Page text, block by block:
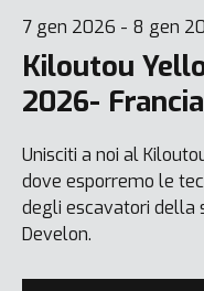
7 gen 2026 - 8 gen
Kiloutou
2026- Francia
Unisciti a noi al
dove esporremo le
degli escavatori della
Develon.